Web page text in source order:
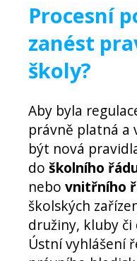
Procesní
zanést
školy?
Aby byla
právně platná a
být nová
do školního
nebo vnitřního
školských
družiny, kluby či
Ústní vyhlášení